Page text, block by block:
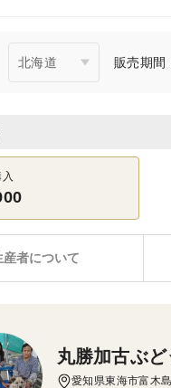
販売期間
産者について
丸勝加古ぶど
愛知県東海市富木